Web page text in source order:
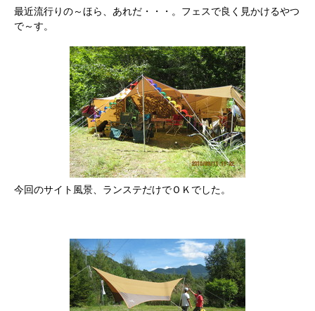
最近流行りの～ほら、あれだ・・・。フェスで良く見かけるやつ
で～す。
今回のサイト風景、ランステだけでＯＫでした。